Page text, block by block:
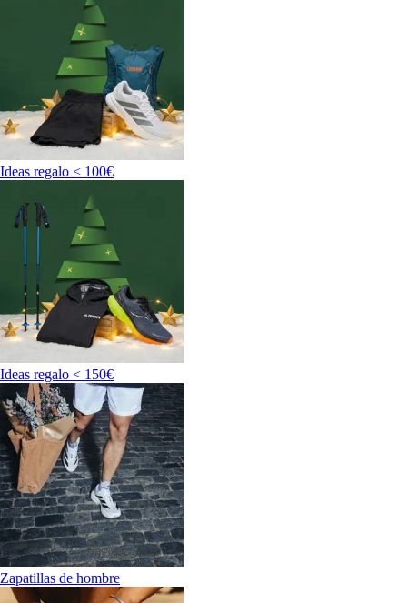
Ideas regalo < 100€
Ideas regalo < 150€
Zapatillas de hombre